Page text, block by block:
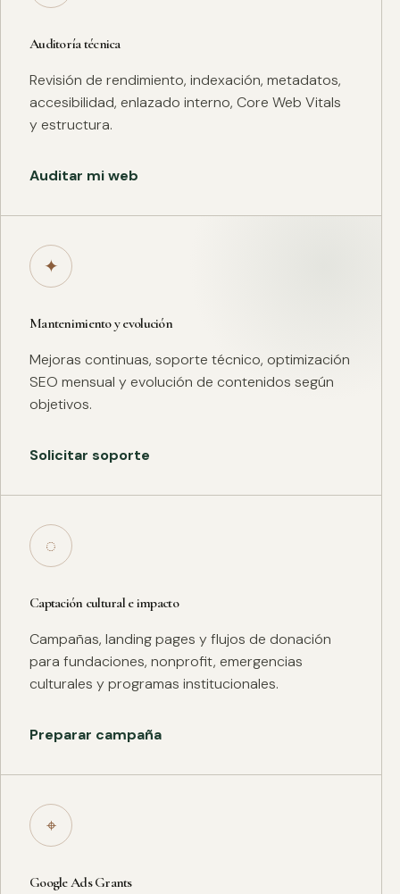
Auditoría técnica
Revisión de rendimiento, indexación, metadatos,
accesibilidad, enlazado interno, Core Web Vitals
y estructura.
Auditar mi web
✦
Mantenimiento y evolución
Mejoras continuas, soporte técnico, optimización
SEO mensual y evolución de contenidos según
objetivos.
Solicitar soporte
◌
Captación cultural e impacto
Campañas, landing pages y flujos de donación
para fundaciones, nonprofit, emergencias
culturales y programas institucionales.
Preparar campaña
⌖
Google Ads Grants